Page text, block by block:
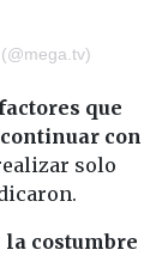
que
con
solo
la costumbre